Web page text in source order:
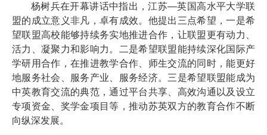
杨树兵在开幕讲话中指出，江苏—英国高水平大学联
盟的成立意义非凡，卓有成效。他提出三点希望，一是希
望联盟高校能够持续务实地推进合作，让联盟更有动力、
活力、凝聚力和影响力。二是希望联盟能持续深化国际产
学研用合作，在推进教学合作、师生交流的同时，能更好
地服务社会、服务产业、服务经济。三是希望联盟能成为
中英教育交流的典范，通过平台共享、高效沟通以及设立
专项资金、奖学金项目等，推动苏英双方的教育合作不断
向纵深发展。